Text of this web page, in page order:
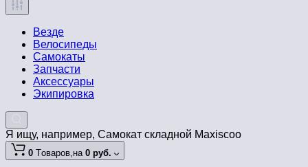
Везде
Велосипеды
Самокаты
Запчасти
Аксессуары
Экипировка
Я ищу, например, Самокат складной Maxiscoo
0 Tоваров,на 0 руб.